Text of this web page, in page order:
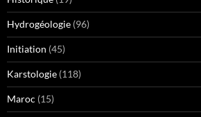
Hydrogéologie (96)
Initiation (45)
Karstologie (118)
Maroc (15)